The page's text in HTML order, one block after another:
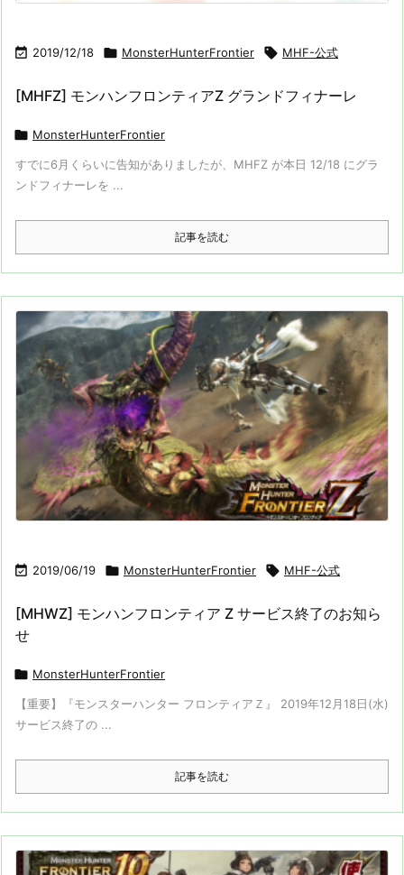
 2019/12/18  MonsterHunterFrontier  MHF-公式
[MHFZ] モンハンフロンティアZ グランドフィナーレ
 MonsterHunterFrontier
すでに6月くらいに告知がありましたが、MHFZ が本日 12/18 にグラ
ンドフィナーレを ...
記事を読む
 2019/06/19  MonsterHunterFrontier  MHF-公式
[MHWZ] モンハンフロンティア Z サービス終了のお知ら
せ
 MonsterHunterFrontier
【重要】『モンスターハンター フロンティアＺ』 2019年12月18日(水)
サービス終了の ...
記事を読む